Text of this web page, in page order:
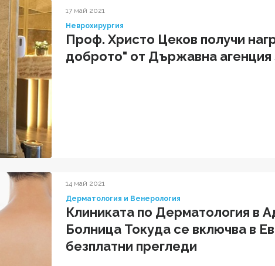
17 май 2021
Неврохирургия
Проф. Христо Цеков получи
доброто" от Държавна агенция
14 май 2021
Дерматология и Венерология
Клиниката по Дерматология в
Болница Токуда се включва в
безплатни прегледи